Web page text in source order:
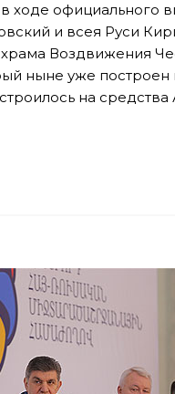
в ходе официального
и всея Руси
Воздвижения
ныне уже
на